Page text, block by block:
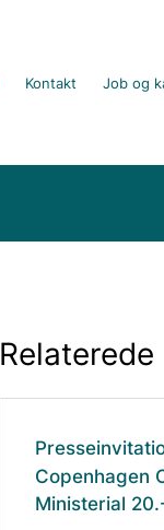
Kontakt Job og
Copenhagen
Ministerial